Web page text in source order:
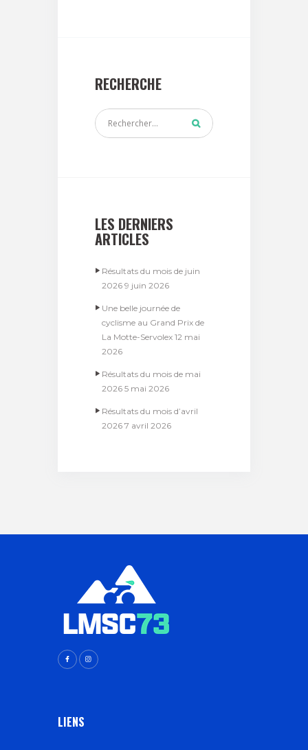
RECHERCHE
LES DERNIERS
ARTICLES
Résultats du mois de juin
2026 9 juin 2026
Une belle journée de
cyclisme au Grand Prix de
La Motte-Servolex 12 mai
2026
Résultats du mois de mai
2026 5 mai 2026
Résultats du mois d’avril
2026 7 avril 2026
LIENS